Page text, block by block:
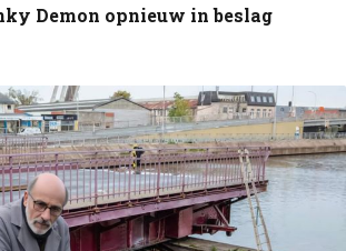
Demon opnieuw in beslag